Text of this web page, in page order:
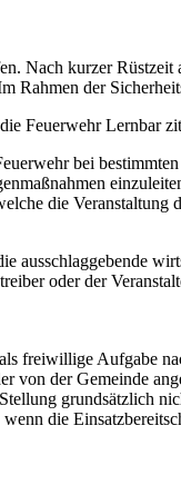
Nach kurzer
Rahmen der
Feuerwehr Lernbar
bei
die Veranstaltung
ausschlaggebende
oder der
freiwillige Aufgabe
von der Gemeinde
grundsätzlich
die